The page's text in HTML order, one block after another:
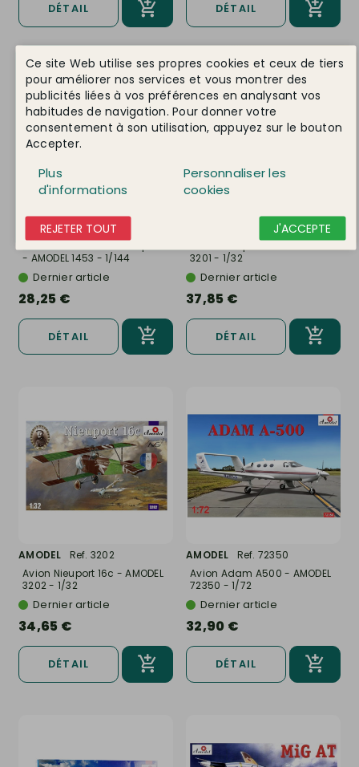
DÉTAIL DÉTAIL
AMODEL Ref. 1453
- AMODEL 1453 - 1/144
Dernier article
28,25 €
DÉTAIL
Ref. 3201
3201 - 1/32
Dernier article
37,85 €
DÉTAIL
AMODEL
Ref. 3202
Avion Nieuport 16c - AMODEL
3202 - 1/32
Dernier article
34,65 €
DÉTAIL
AMODEL
Ref. 72350
Avion Adam A500 - AMODEL
72350 - 1/72
Dernier article
32,90 €
DÉTAIL
Ce site Web utilise ses propres cookies et ceux de tiers
pour améliorer nos services et vous montrer des
publicités liées à vos préférences en analysant vos
habitudes de navigation. Pour donner votre
consentement à son utilisation, appuyez sur le bouton
Accepter.
Plus
d'informations
Personnaliser les
cookies
REJETER TOUT J'ACCEPTE